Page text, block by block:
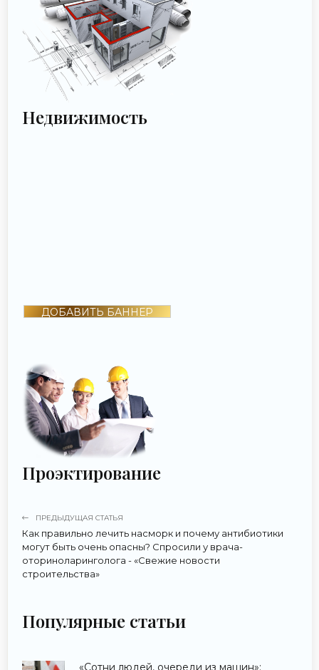
Недвижимость
ДОБАВИТЬ БАННЕР
Проэктирование
ПРЕДЫДУЩАЯ СТАТЬЯ
Как правильно лечить насморк и почему антибиотики
могут быть очень опасны? Спросили у врача-
оториноларинголога - «Свежие новости
строительства»
Популярные статьи
«Сотни людей, очереди из машин»: